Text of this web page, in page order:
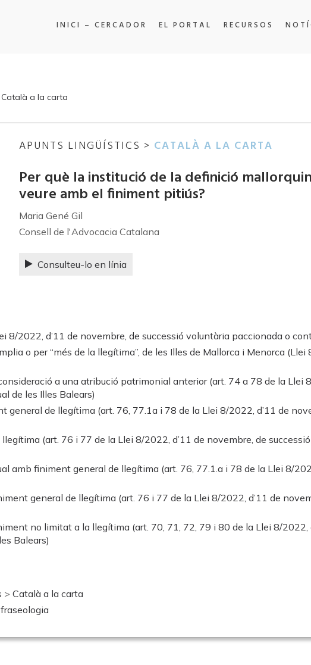
INICI – CERCADOR EL PORTAL RECURSOS
Català a la carta
APUNTS LINGÜÍSTICS > CATALÀ A LA CARTA
Per què la institució de la definició
veure amb el finiment pitiús?
Maria Gené Gil
Consell de l'Advocacia Catalana
Consulteu-lo en línia
8/2022, d’11 de novembre, de successió voluntària paccionada o
o per “més de la llegítima”, de les Illes de Mallorca i Menorca
a una atribució patrimonial anterior (art. 74 a 78 de la Llei
de les Illes Balears)
general de llegítima (art. 76, 77.1a i 78 de la Llei 8/2022, d’11 de
(art. 76 i 77 de la Llei 8/2022, d’11 de novembre, de
amb finiment general de llegítima (art. 76, 77.1.a i 78 de la Llei 8/
general de llegítima (art. 76 i 77 de la Llei 8/2022, d’11 de
no limitat a la llegítima (art. 70, 71, 72, 79 i 80 de la Llei 8/2022,
Balears)
> Català a la carta